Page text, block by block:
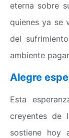
eterna sobre
quienes ya se
del
ambiente
Alegre
Esta
creyentes de
sostiene hoy